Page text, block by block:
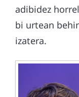
adibidez
bi urtean
izatera.